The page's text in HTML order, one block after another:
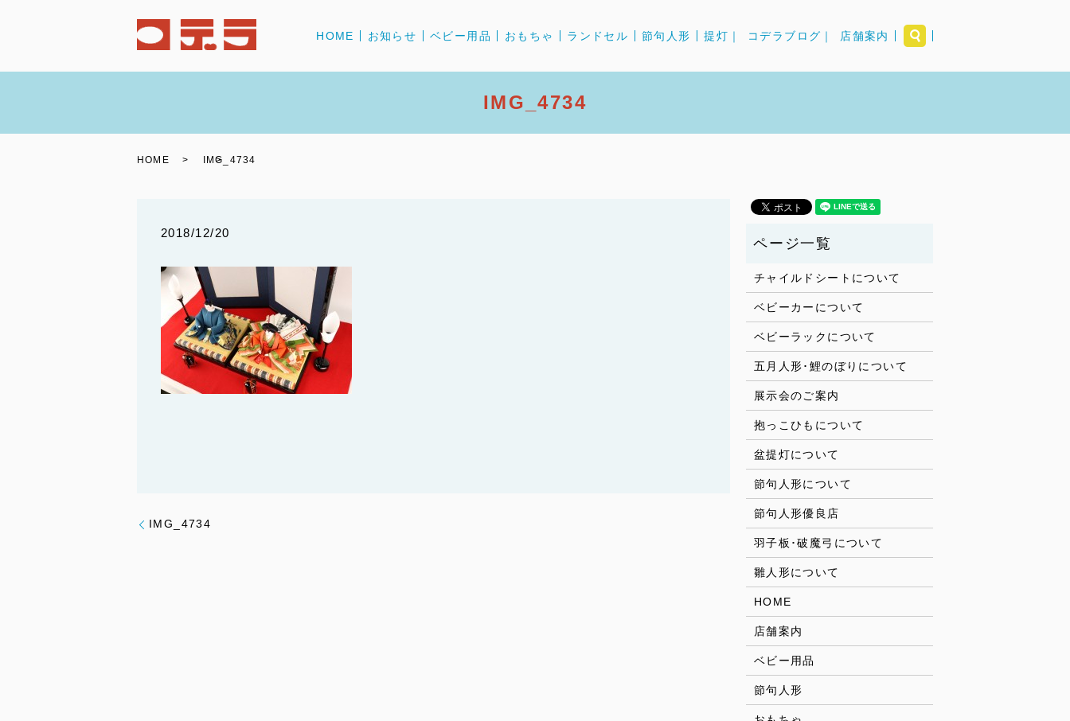
HOME お知らせ ベビー用品 おもちゃ ランドセル 節句人形 提灯｜ コデラブログ｜ 店舗案内
IMG_4734
HOME IMG_4734
2018/12/20
IMG_4734
チャイルドシートについて
ベビーカーについて
ベビーラックについて
五月人形･鯉のぼりについて
展示会のご案内
抱っこひもについて
盆提灯について
節句人形について
節句人形優良店
羽子板･破魔弓について
雛人形について
HOME
店舗案内
ベビー用品
節句人形